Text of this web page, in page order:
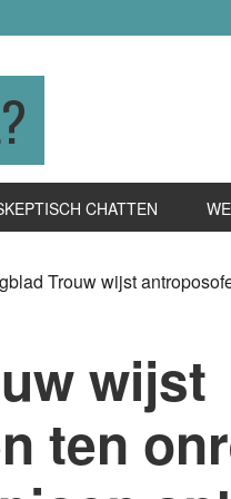
CHATTEN
Trouw wijst
wijst
ten